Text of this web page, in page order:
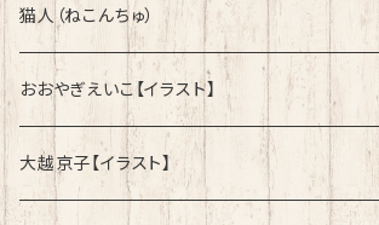
綿100%ノーマルタイプ
綿100%ノーマルタイプ
猫人（ねこんちゅ）
おおやぎえいこ【イラスト】
大越京子【イラスト】